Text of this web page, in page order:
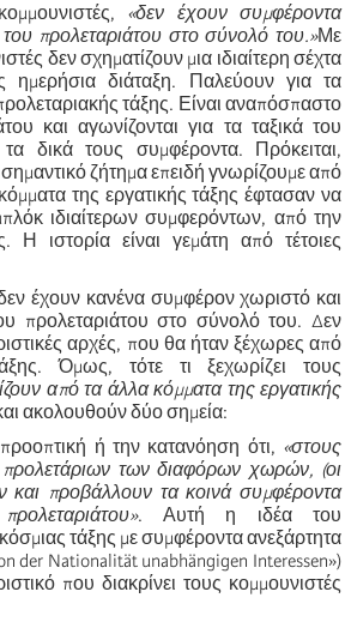
«δεν έχουν συμφέροντα
προλεταριάτου στο σύνολό του.»Με
δεν σχηματίζουν μια ιδιαίτερη σέχτα
ημερήσια διάταξη. Παλεύουν για τα
τάξης. Είναι αναπόσπαστο
και αγωνίζονται για τα ταξικά του
δικά τους συμφέροντα. Πρόκειται,
ζήτημα επειδή γνωρίζουμε από
της εργατικής τάξης έφτασαν να
ιδιαίτερων συμφερόντων, από την
ιστορία είναι γεμάτη από τέτοιες
έχουν κανένα συμφέρον χωριστό και
προλεταριάτου στο σύνολό του. Δεν
αρχές, που θα ήταν ξέχωρες από
Όμως, τότε τι ξεχωρίζει τους
από τα άλλα κόμματα της εργατικής
ακολουθούν δύο σημεία:
ή την κατανόηση ότι, «στους
των διαφόρων χωρών, (οι
και προβάλλουν τα κοινά συμφέροντα
. Αυτή η ιδέα του
τάξης με συμφέροντα ανεξάρτητα
der Nationalität unabhängigen Interessen»)
που διακρίνει τους κομμουνιστές